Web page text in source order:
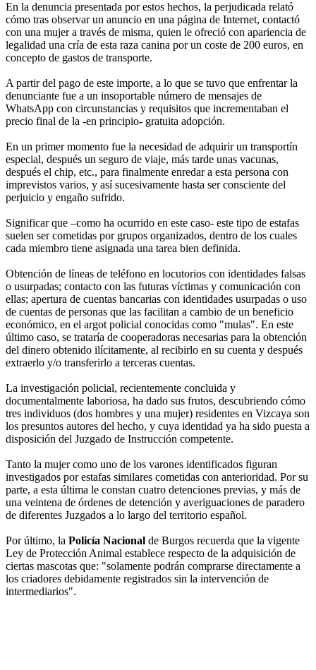
En la denuncia presentada por estos hechos, la perjudicada relató
cómo tras observar un anuncio en una página de Internet, contactó
con una mujer a través de misma, quien le ofreció con apariencia de
legalidad una cría de esta raza canina por un coste de 200 euros, en
concepto de gastos de transporte.
A partir del pago de este importe, a lo que se tuvo que enfrentar la
denunciante fue a un insoportable número de mensajes de
WhatsApp con circunstancias y requisitos que incrementaban el
precio final de la -en principio- gratuita adopción.
En un primer momento fue la necesidad de adquirir un transportín
especial, después un seguro de viaje, más tarde unas vacunas,
después el chip, etc., para finalmente enredar a esta persona con
imprevistos varios, y así sucesivamente hasta ser consciente del
perjuicio y engaño sufrido.
Significar que –como ha ocurrido en este caso- este tipo de estafas
suelen ser cometidas por grupos organizados, dentro de los cuales
cada miembro tiene asignada una tarea bien definida.
Obtención de líneas de teléfono en locutorios con identidades falsas
o usurpadas; contacto con las futuras víctimas y comunicación con
ellas; apertura de cuentas bancarias con identidades usurpadas o uso
de cuentas de personas que las facilitan a cambio de un beneficio
económico, en el argot policial conocidas como "mulas". En este
último caso, se trataría de cooperadoras necesarias para la obtención
del dinero obtenido ilícitamente, al recibirlo en su cuenta y después
extraerlo y/o transferirlo a terceras cuentas.
La investigación policial, recientemente concluida y
documentalmente laboriosa, ha dado sus frutos, descubriendo cómo
tres individuos (dos hombres y una mujer) residentes en Vizcaya son
los presuntos autores del hecho, y cuya identidad ya ha sido puesta a
disposición del Juzgado de Instrucción competente.
Tanto la mujer como uno de los varones identificados figuran
investigados por estafas similares cometidas con anterioridad. Por su
parte, a esta última le constan cuatro detenciones previas, y más de
una veintena de órdenes de detención y averiguaciones de paradero
de diferentes Juzgados a lo largo del territorio español.
Por último, la Policía Nacional de Burgos recuerda que la vigente
Ley de Protección Animal establece respecto de la adquisición de
ciertas mascotas que: "solamente podrán comprarse directamente a
los criadores debidamente registrados sin la intervención de
intermediarios".